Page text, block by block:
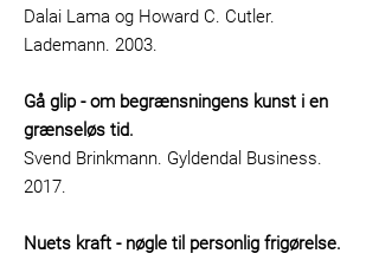
Dalai Lama og Howard C. Cutler.
Lademann. 2003.
Gå glip - om begrænsningens kunst i en
grænseløs tid.
Svend Brinkmann. Gyldendal Business.
2017.
Nuets kraft - nøgle til personlig frigørelse.